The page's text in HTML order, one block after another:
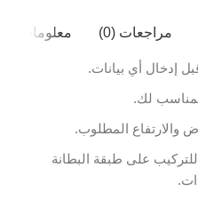
مراجعات (0) معلومات
إدخال أي بيانات.
لك.
والارتفاع المطلوب.
على طبقة البطانة